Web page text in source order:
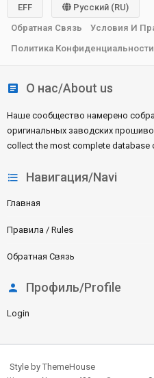
О нас/About us
Наше сообщество намерено
оригинальных заводских
collect the most complete database
Навигация/Navi
Главная
Правила / Rules
Обратная Связь
Профиль/Profile
Login
EFF
Русский (RU)
Обратная Связь
Условия И
Политика Конфиденциальности
Style by ThemeHouse